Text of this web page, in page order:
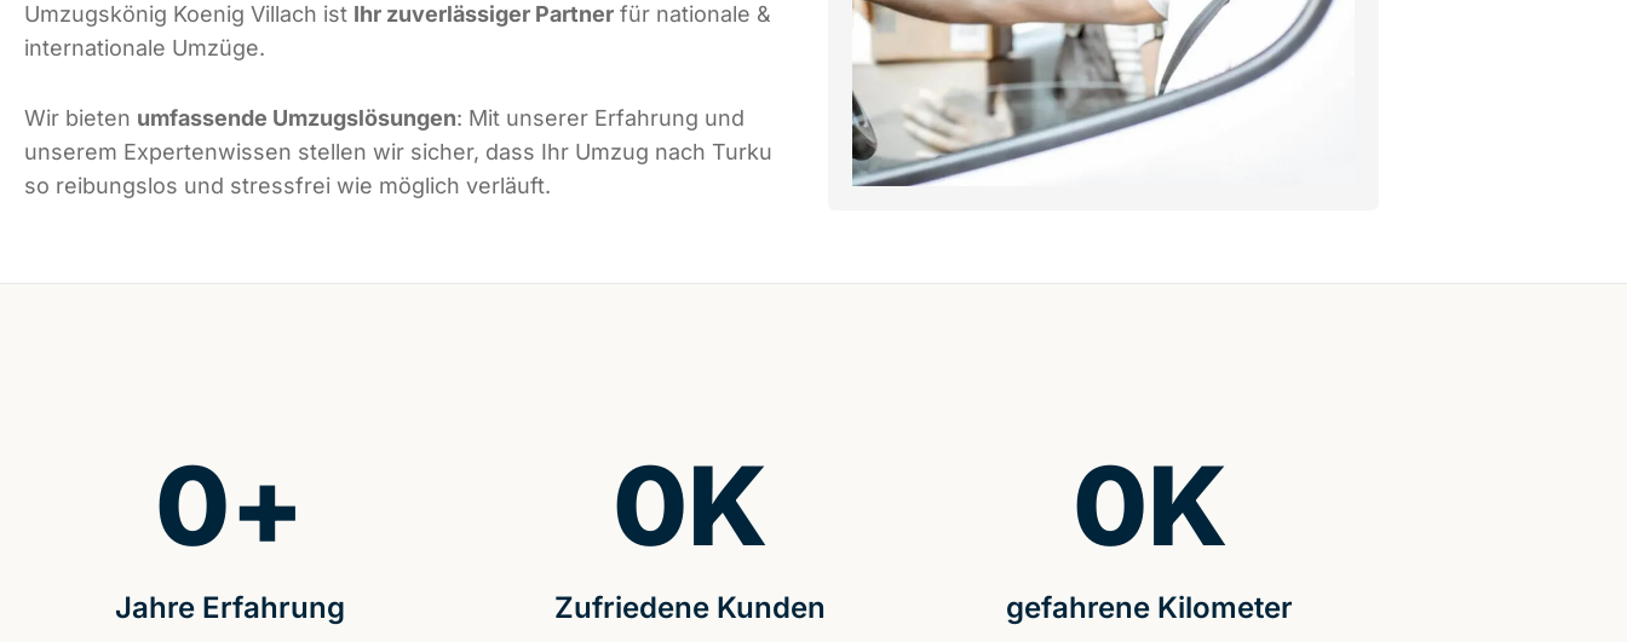
Umzugskönig Koenig Villach ist Ihr zuverlässiger Partner für nationale &
internationale Umzüge.
Wir bieten umfassende Umzugslösungen: Mit unserer Erfahrung und
unserem Expertenwissen stellen wir sicher, dass Ihr Umzug nach Turku
so reibungslos und stressfrei wie möglich verläuft.
Jahre Erfahrung
0+
Zufriedene Kunden
0K
gefahrene Kilometer
0K